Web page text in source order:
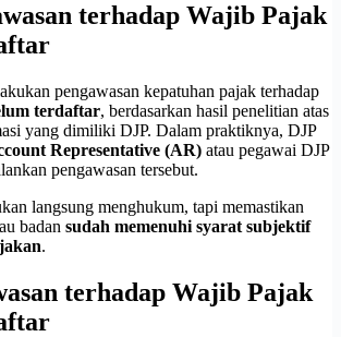
terhadap Wajib Pajak
pengawasan kepatuhan pajak terhadap
terdaftar, berdasarkan hasil penelitian atas
yang dimiliki DJP. Dalam praktiknya, DJP
Representative (AR) atau pegawai DJP
pengawasan tersebut.
langsung menghukum, tapi memastikan
badan sudah memenuhi syarat subjektif
.
terhadap Wajib Pajak